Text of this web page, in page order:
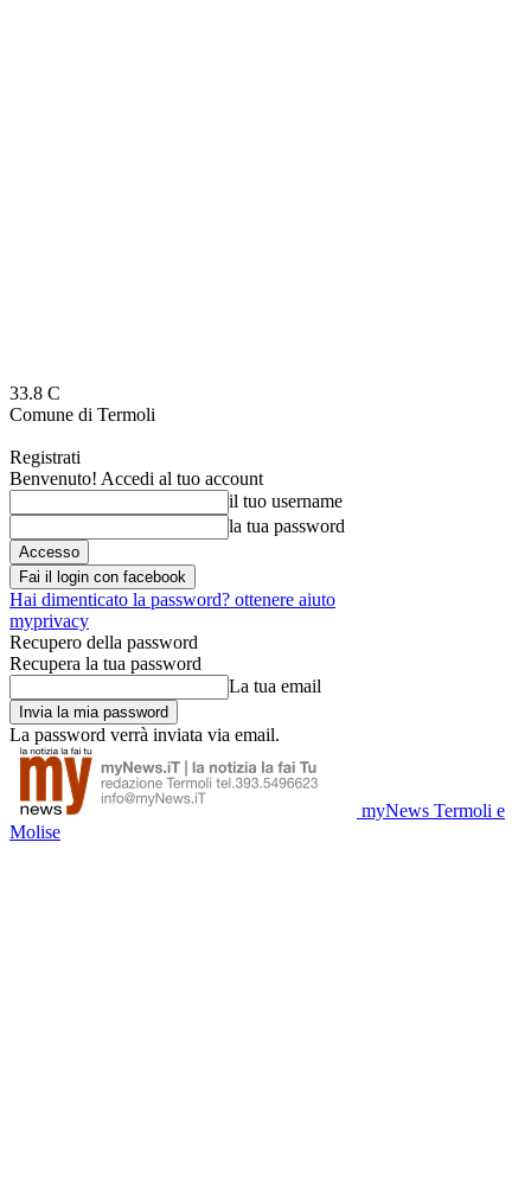
33.8 C
Comune di Termoli
Registrati
Benvenuto! Accedi al tuo account
il tuo username
la tua password
Fai il login con facebook
Hai dimenticato la password? ottenere aiuto
myprivacy
Recupero della password
Recupera la tua password
La tua email
La password verrà inviata via email.
myNews Termoli e
Molise